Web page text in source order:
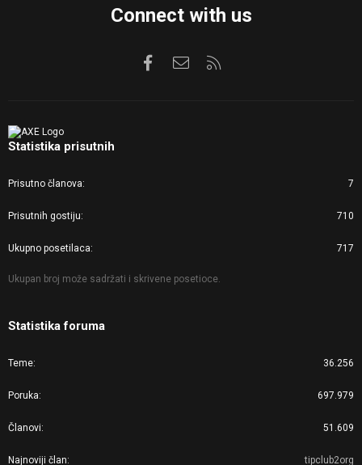
Connect with us
FacebookKontaktirajte nas
Statistika prisutnih
Prisutno članova 7
Prisutnih gostiju 710
Ukupno posetilaca 717
Ukupan broj može sadržati i skrivene posetioce.
Statistika foruma
Teme 36.256
Poruka 697.979
Članovi 51.609
Najnoviji član tipclub2org